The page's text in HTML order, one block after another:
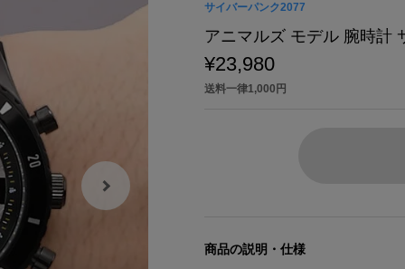
サイバーパンク2077
アニマルズ モデル 腕時計
¥23,980
送料一律1,000円
商品の説明・仕様